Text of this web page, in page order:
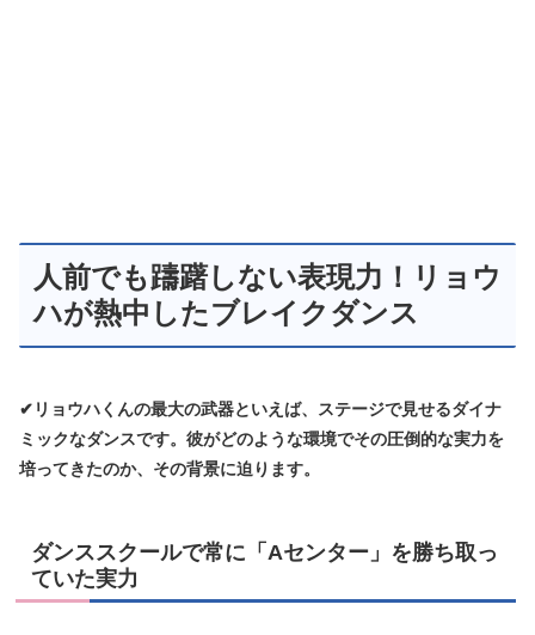
人前でも躊躇しない表現力！リョウ
ハが熱中したブレイクダンス
✔リョウハくんの最大の武器といえば、ステージで見せるダイナ
ミックなダンスです。彼がどのような環境でその圧倒的な実力を
培ってきたのか、その背景に迫ります。
ダンススクールで常に「Aセンター」を勝ち取っ
ていた実力